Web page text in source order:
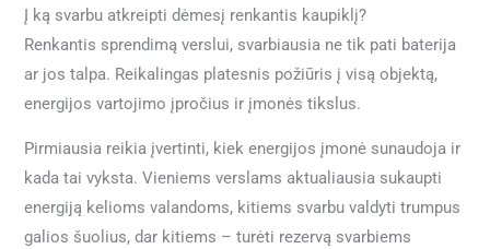
Į ką svarbu atkreipti dėmesį renkantis kaupiklį?
Renkantis sprendimą verslui, svarbiausia ne tik pati baterija
ar jos talpa. Reikalingas platesnis požiūris į visą objektą,
energijos vartojimo įpročius ir įmonės tikslus.
Pirmiausia reikia įvertinti, kiek energijos įmonė sunaudoja ir
kada tai vyksta. Vieniems verslams aktualiausia sukaupti
energiją kelioms valandoms, kitiems svarbu valdyti trumpus
galios šuolius, dar kitiems – turėti rezervą svarbiems